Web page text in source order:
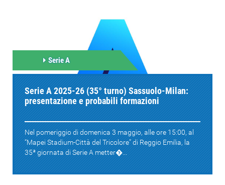
Serie A
Serie A 2025-26 (35° turno) Sassuolo-Milan:
presentazione e probabili formazioni
Nel pomeriggio di domenica 3 maggio, alle ore 15:00, al
“Mapei Stadium-Città del Tricolore” di Reggio Emilia, la
35ª giornata di Serie A metter�...